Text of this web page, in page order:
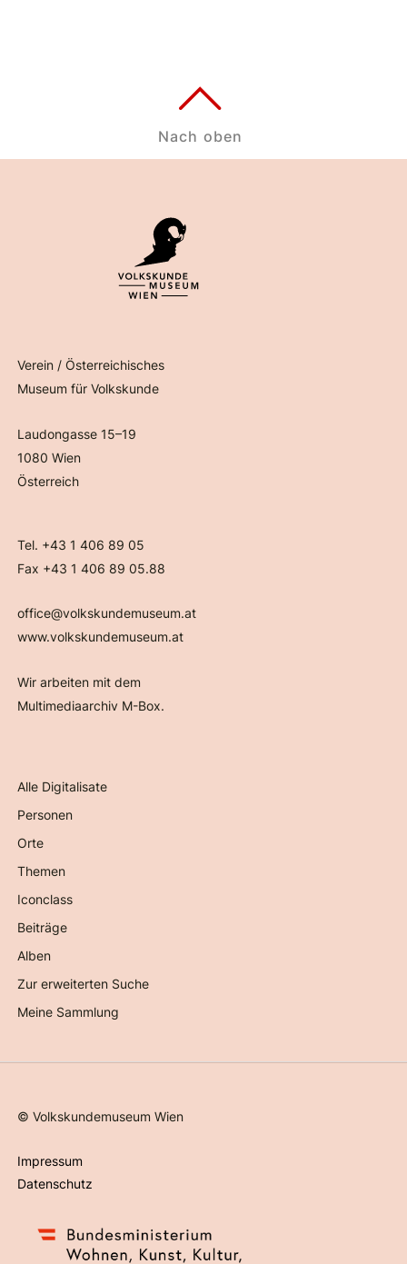
Verein / Österreichisches
Museum für Volkskunde
Laudongasse 15–19
1080 Wien
Österreich
Tel. +43 1 406 89 05
Fax +43 1 406 89 05.88
office@volkskundemuseum.at
www.volkskundemuseum.at
Wir arbeiten mit dem
Multimediaarchiv M-Box.
Alle Digitalisate
Personen
Orte
Themen
Iconclass
Beiträge
Alben
Zur erweiterten Suche
Meine Sammlung
©Volkskundemuseum Wien
Impressum
Datenschutz
Nach oben